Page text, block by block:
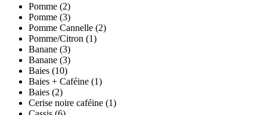
Pomme (2)
Pomme (3)
Pomme Cannelle (2)
Pomme/Citron (1)
Banane (3)
Banane (3)
Baies (10)
Baies + Caféine (1)
Baies (2)
Cerise noire caféine (1)